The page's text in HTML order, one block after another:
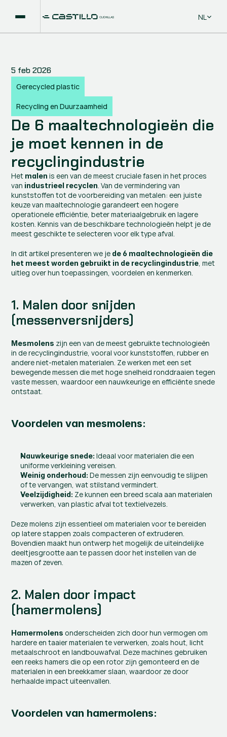
Select
NL
5 feb 2026
Gerecycled plastic
Recycling en Duurzaamheid
De 6 maaltechnologieën die
je moet kennen in de
recyclingindustrie
Het malen is een van de meest cruciale fasen in het proces
van industrieel recyclen. Van de vermindering van
kunststoffen tot de voorbereiding van metalen: een juiste
keuze van maaltechnologie garandeert een hogere
operationele efficiëntie, beter materiaalgebruik en lagere
kosten. Kennis van de beschikbare technologieën helpt je de
meest geschikte te selecteren voor elk type afval.
In dit artikel presenteren we je de 6 maaltechnologieën die
het meest worden gebruikt in de recyclingindustrie, met
uitleg over hun toepassingen, voordelen en kenmerken.
1. Malen door snijden
(messenversnijders)
Mesmolens zijn een van de meest gebruikte technologieën
in de recyclingindustrie, vooral voor kunststoffen, rubber en
andere niet-metalen materialen. Ze werken met een set
bewegende messen die met hoge snelheid ronddraaien tegen
vaste messen, waardoor een nauwkeurige en efficiënte snede
ontstaat.
Voordelen van mesmolens:
Nauwkeurige snede: Ideaal voor materialen die een
uniforme verkleining vereisen.
Weinig onderhoud: De messen zijn eenvoudig te slijpen
of te vervangen, wat stilstand vermindert.
Veelzijdigheid: Ze kunnen een breed scala aan materialen
verwerken, van plastic afval tot textielvezels.
Deze molens zijn essentieel om materialen voor te bereiden
op latere stappen zoals compacteren of extruderen.
Bovendien maakt hun ontwerp het mogelijk de uiteindelijke
deeltjesgrootte aan te passen door het instellen van de
mazen of zeven.
2. Malen door impact
(hamermolens)
Hamermolens onderscheiden zich door hun vermogen om
hardere en taaier materialen te verwerken, zoals hout, licht
metaalschroot en landbouwafval. Deze machines gebruiken
een reeks hamers die op een rotor zijn gemonteerd en de
materialen in een breekkamer slaan, waardoor ze door
herhaalde impact uiteenvallen.
Voordelen van hamermolens: